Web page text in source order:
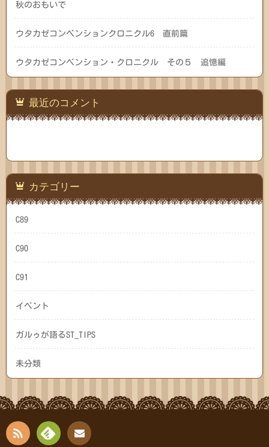
秋のおもいで
ウタカゼコンベンションクロニクル6 直前篇
ウタカゼコンベンション・クロニクル その５ 追憶編
最近のコメント
カテゴリー
C89
C90
C91
イベント
ガルゥが語るST_TIPS
未分類